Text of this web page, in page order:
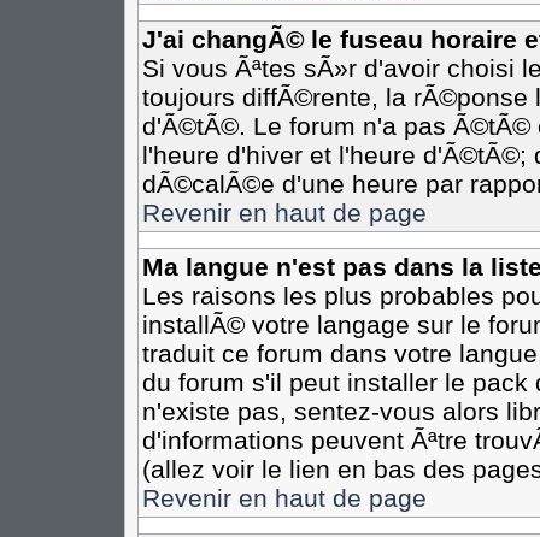
J'ai changÃ© le fuseau horaire
Si vous Ãªtes sÃ»r d'avoir choisi
toujours diffÃ©rente, la
d'Ã©tÃ©. Le forum n'a pas Ã©tÃ©
l'heure d'hiver et l'heure
dÃ©calÃ©e d'une heure par
Revenir en haut de page
Ma langue n'est pas dans la
Les raisons les plus probables
installÃ© votre langage sur le
traduit ce forum dans votre
du forum s'il peut installer le
n'existe pas, sentez-vous alors
d'informations peuvent Ãªtre
(allez voir le lien en bas des
Revenir en haut de page